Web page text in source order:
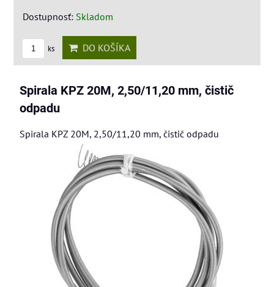
Dostupnosť: Skladom
ks DO KOŠÍKA
Spirala KPZ 20M, 2,50/11,20 mm, čistič
odpadu
Spirala KPZ 20M, 2,50/11,20 mm, čistič odpadu